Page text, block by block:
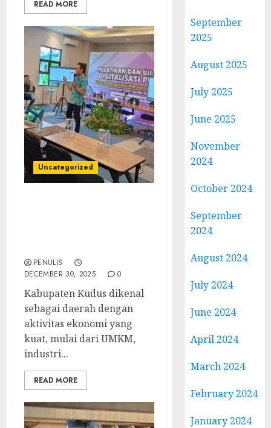
READ MORE
Uncategorized
PENULIS
DECEMBER 30, 2025
0
Kabupaten Kudus dikenal
sebagai daerah dengan
aktivitas ekonomi yang
kuat, mulai dari UMKM,
industri...
READ MORE
September
2025
August 2025
July 2025
June 2025
November
2024
October 2024
September
2024
August 2024
July 2024
June 2024
April 2024
March 2024
February 2024
January 2024